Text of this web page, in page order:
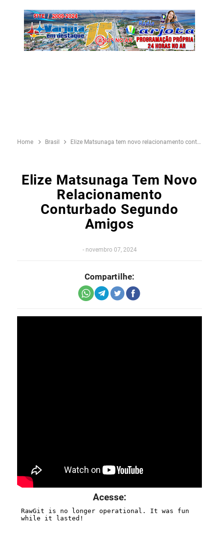
Home Brasil Elize Matsunaga tem novo relacionamento conturbado segundo amigos
Elize Matsunaga Tem Novo
Relacionamento
Conturbado Segundo
Amigos
- novembro 07, 2024
Compartilhe:
Acesse: